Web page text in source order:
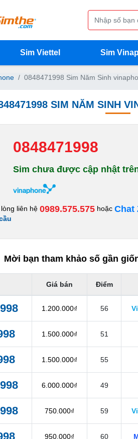
Sim Viettel Sim
0848471998 Sim Năm Sinh
SIM NĂM SINH
0848471998
Sim chưa được cập nhật
liên hệ 0989.575.575 hoặc Chat
Mời bạn tham khảo số gần
Giá bán Điểm
1.200.000₫ 56
1.500.000₫ 51
1.500.000₫ 55
6.000.000₫ 49
750.000₫ 59
950.000₫ 60